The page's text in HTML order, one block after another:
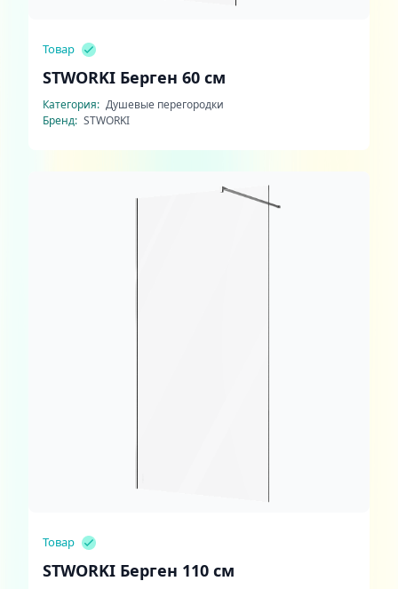
Товар
STWORKI Берген 60 см
Категория: Душевые перегородки
Бренд: STWORKI
Товар
STWORKI Берген 110 см